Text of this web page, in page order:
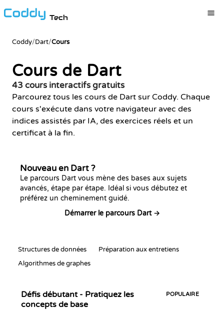
Tech
Coddy/Dart/Cours
Cours de Dart
43 cours interactifs gratuits
Parcourez tous les cours de Dart sur Coddy. Chaque
cours s'exécute dans votre navigateur avec des
indices assistés par IA, des exercices réels et un
certificat à la fin.
Nouveau en Dart ?
Le parcours Dart vous mène des bases aux sujets
avancés, étape par étape. Idéal si vous débutez et
préférez un cheminement guidé.
Démarrer le parcours Dart →
Structures de données
Préparation aux entretiens
Algorithmes de graphes
Défis débutant - Pratiquez les
concepts de base
POPULAIRE